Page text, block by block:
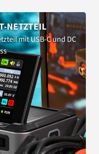
NETZTEIL
mit USB-C und DC